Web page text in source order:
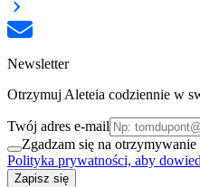
Newsletter
Otrzymuj Aleteia codziennie w
Twój adres e-mail
Zgadzam się na
Polityka prywatności, aby
Zapisz się